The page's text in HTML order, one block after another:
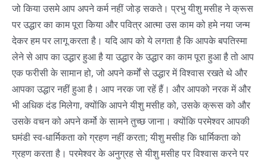
जो किया उसमे आप अपने कर्म नहीं जोड़ सकते। प्रभु यीशु मसीह ने क्रूस
पर उद्धार का काम पूरा किया और पवित्र आत्मा उस काम को हमे नया जन्म
देकर हम पर लागू करता है। यदि आप को ये लगता है कि आपके बपतिस्मा
लेने से आप का उद्धार हुआ है या उद्धार के उद्धार का काम पूरा हुआ है तो आप
एक फरीसी के सामान हो, जो अपने कर्मों से उद्धार में विश्वास रखते थे और
आपका उद्धार नहीं हुआ है। आप नरक जा रहें हैं। और आपको नरक में और
भी अधिक दंड मिलेगा, क्योंकि आपने यीशु मसीह को, उसके क्रूस को और
उसके वचन को अपने कर्मो के सामने तुच्छ जाना। क्योंकि परमेश्वर आपकी
घमंडी स्व-धार्मिकता को ग्रहण नहीं करता; यीशु मसीह कि धार्मिकता को
ग्रहण करता है। परमेश्वर के अनुग्रह से यीशु मसीह पर विश्वास करने पर